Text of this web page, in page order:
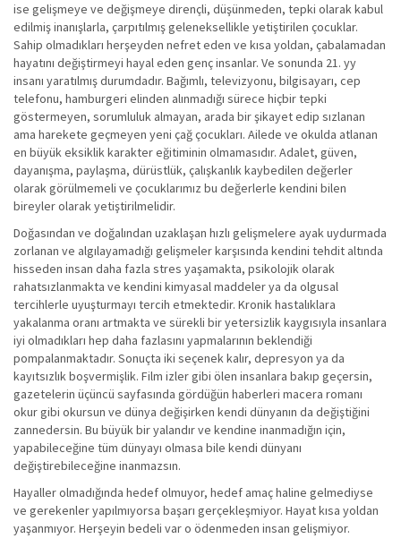
ise gelişmeye ve değişmeye dirençli, düşünmeden, tepki olarak kabul
edilmiş inanışlarla, çarpıtılmış geleneksellikle yetiştirilen çocuklar.
Sahip olmadıkları herşeyden nefret eden ve kısa yoldan, çabalamadan
hayatını değiştirmeyi hayal eden genç insanlar. Ve sonunda 21. yy
insanı yaratılmış durumdadır. Bağımlı, televizyonu, bilgisayarı, cep
telefonu, hamburgeri elinden alınmadığı sürece hiçbir tepki
göstermeyen, sorumluluk almayan, arada bir şikayet edip sızlanan
ama harekete geçmeyen yeni çağ çocukları. Ailede ve okulda atlanan
en büyük eksiklik karakter eğitiminin olmamasıdır. Adalet, güven,
dayanışma, paylaşma, dürüstlük, çalışkanlık kaybedilen değerler
olarak görülmemeli ve çocuklarımız bu değerlerle kendini bilen
bireyler olarak yetiştirilmelidir.
Doğasından ve doğalından uzaklaşan hızlı gelişmelere ayak uydurmada
zorlanan ve algılayamadığı gelişmeler karşısında kendini tehdit altında
hisseden insan daha fazla stres yaşamakta, psikolojik olarak
rahatsızlanmakta ve kendini kimyasal maddeler ya da olgusal
tercihlerle uyuşturmayı tercih etmektedir. Kronik hastalıklara
yakalanma oranı artmakta ve sürekli bir yetersizlik kaygısıyla insanlara
iyi olmadıkları hep daha fazlasını yapmalarının beklendiği
pompalanmaktadır. Sonuçta iki seçenek kalır, depresyon ya da
kayıtsızlık boşvermişlik. Film izler gibi ölen insanlara bakıp geçersin,
gazetelerin üçüncü sayfasında gördüğün haberleri macera romanı
okur gibi okursun ve dünya değişirken kendi dünyanın da değiştiğini
zannedersin. Bu büyük bir yalandır ve kendine inanmadığın için,
yapabileceğine tüm dünyayı olmasa bile kendi dünyanı
değiştirebileceğine inanmazsın.
Hayaller olmadığında hedef olmuyor, hedef amaç haline gelmediyse
ve gerekenler yapılmıyorsa başarı gerçekleşmiyor. Hayat kısa yoldan
yaşanmıyor. Herşeyin bedeli var o ödenmeden insan gelişmiyor.